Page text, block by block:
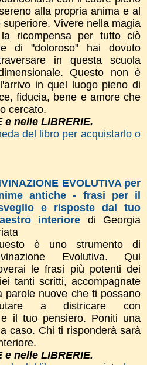
alla propria anima e al
superiore. Vivere nella magia
ricompensa per tutto ciò
di "doloroso" hai dovuto
in questa scuola
Questo non è
in quel luogo pieno di
fiducia, bene e amore che
cercato.
e nelle LIBRERIE.
del libro per acquistarlo o
EVOLUTIVA per
antiche - frasi per il
e risposte dal tuo
interiore di Georgia
è uno strumento di
Evolutiva. Qui
le frasi più potenti dei
tanti scritti, accompagnate
parole nuove che ti possano
a districare con
il tuo pensiero. Poniti una
caso. Chi ti risponderà sarà
e nelle LIBRERIE.